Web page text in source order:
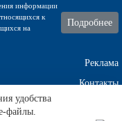
информации
к
на
Подробнее
Реклама
Контакты
Техническа поддержка
удобства
файлы.